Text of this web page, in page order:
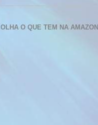
OLHA O QUE TEM NA AMAZON